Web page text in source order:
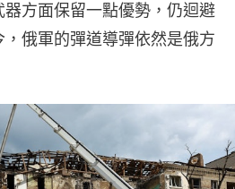
方面保留一點優勢，仍迴避
俄軍的彈道導彈依然是俄方